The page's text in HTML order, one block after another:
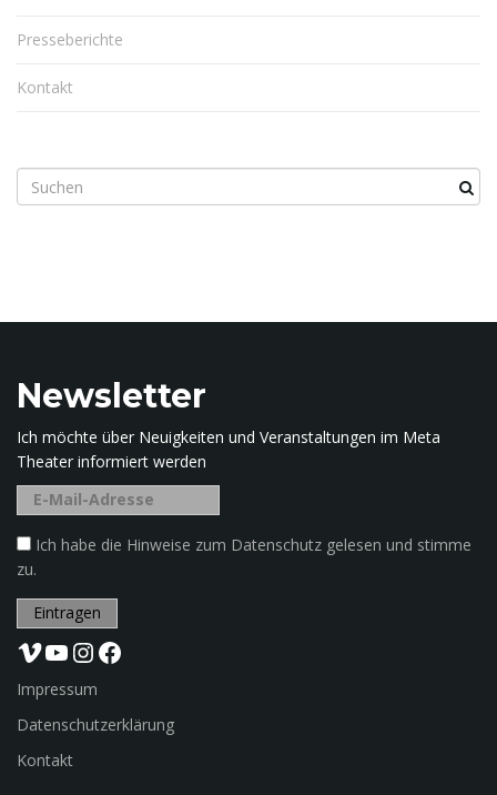
Presseberichte
Kontakt
S
u
g
.
Newsletter
Ich möchte über Neuigkeiten und Veranstaltungen im Meta
Theater informiert werden
Ich habe die Hinweise zum Datenschutz gelesen und stimme
zu.
Vimeo YouTube InstagramFacebook
Impressum
Datenschutzerklärung
Kontakt